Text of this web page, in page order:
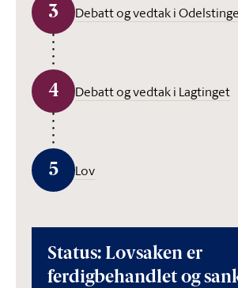
3 Debatt og vedtak i
4 Debatt og vedtak i Lagtinget
5 Lov
Status: Lovsaken er
ferdigbehandlet og